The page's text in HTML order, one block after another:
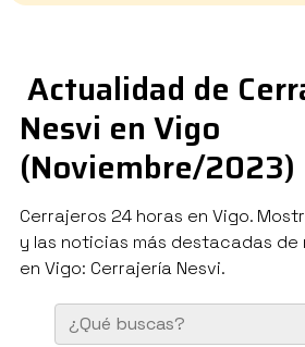
Actualidad de
Nesvi en Vigo
(Noviembre/2023)
Cerrajeros 24 horas en Vigo.
y las noticias más destacadas
en Vigo: Cerrajería Nesvi.